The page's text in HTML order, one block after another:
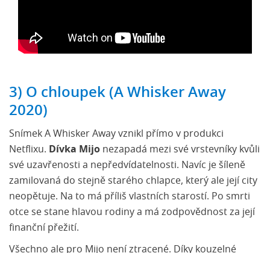
3) O chloupek (A Whisker Away
2020)
Snímek A Whisker Away vznikl přímo v produkci
Netflixu. Dívka Mijo nezapadá mezi své vrstevníky kvůli
své uzavřenosti a nepředvídatelnosti. Navíc je šíleně
zamilovaná do stejně starého chlapce, který ale její city
neopětuje. Na to má příliš vlastních starostí. Po smrti
otce se stane hlavou rodiny a má zodpovědnost za její
finanční přežití.
Všechno ale pro Mijo není ztracené. Díky kouzelné